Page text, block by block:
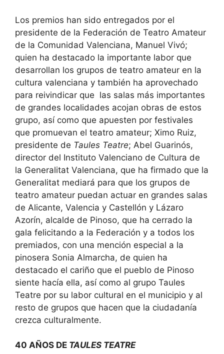
Los premios han sido entregados por el
presidente de la Federación de Teatro Amateur
de la Comunidad Valenciana, Manuel Vivó;
quien ha destacado la importante labor que
desarrollan los grupos de teatro amateur en la
cultura valenciana y también ha aprovechado
para reivindicar que las salas más importantes
de grandes localidades acojan obras de estos
grupo, así como que apuesten por festivales
que promuevan el teatro amateur; Ximo Ruiz,
presidente de Taules Teatre; Abel Guarinós,
director del Instituto Valenciano de Cultura de
la Generalitat Valenciana, que ha firmado que la
Generalitat mediará para que los grupos de
teatro amateur puedan actuar en grandes salas
de Alicante, Valencia y Castellón y Lázaro
Azorín, alcalde de Pinoso, que ha cerrado la
gala felicitando a la Federación y a todos los
premiados, con una mención especial a la
pinosera Sonia Almarcha, de quien ha
destacado el cariño que el pueblo de Pinoso
siente hacía ella, así como al grupo Taules
Teatre por su labor cultural en el municipio y al
resto de grupos que hacen que la ciudadanía
crezca culturalmente.
40 AÑOS DE TAULES TEATRE